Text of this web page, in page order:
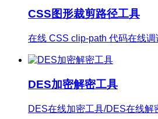
CSS图形裁剪路径工具
在线 CSS clip-path 代码在线调
DES加密解密工具
DES在线加密工具/DES在线解